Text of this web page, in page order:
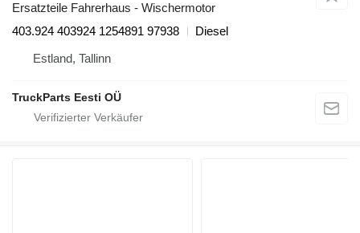
Ersatzteile Fahrerhaus - Wischermotor
403.924 403924 1254891 97938
Diesel
Estland, Tallinn
TruckParts Eesti OÜ